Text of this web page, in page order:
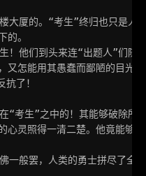
大厦的。“考生”终归也只是人
的。
！他们到头来连“出题人”们随
又怎能用其愚蠢而鄙陋的目光
了！
“考生”之中的！其能够破除所
心灵照得一清二楚。他竟能够
一般罢，人类的勇士拼尽了全